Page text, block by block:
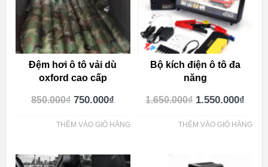
Đệm hơi ô tô vải dù
oxford cao cấp
850.000₫ 750.000₫
THÊM VÀO GIỎ HÀNG
Bộ kích điện ô tô đa
năng
1.650.000₫ 1.550.000₫
THÊM VÀO GIỎ HÀNG